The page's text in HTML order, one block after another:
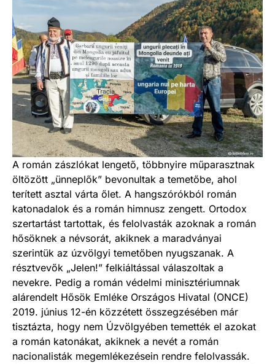
A román zászlókat lengető, többnyire műparasztnak
öltözött „ünneplők” bevonultak a temetőbe, ahol
terített asztal várta őlet. A hangszórókból román
katonadalok és a román himnusz zengett. Ortodox
szertartást tartottak, és felolvasták azoknak a román
hősöknek a névsorát, akiknek a maradványai
szerintük az úzvölgyi temetőben nyugszanak. A
résztvevők „Jelen!” felkiáltással válaszoltak a
nevekre. Pedig a román védelmi minisztériumnak
alárendelt Hősök Emléke Országos Hivatal (ONCE)
2019. június 12-én közzétett összegzésében már
tisztázta, hogy nem Úzvölgyében temették el azokat
a román katonákat, akiknek a nevét a román
nacionalisták megemlékezésein rendre felolvassák.